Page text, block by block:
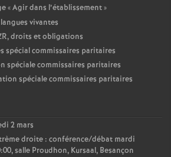
«Agir dans l’établissement»
vivantes
droits et obligations
spécial commissaires paritaires
spéciale commissaires paritaires
spéciale commissaires paritaires
2 mars
droite : conférence/débat mardi
salle Proudhon, Kursaal, Besançon